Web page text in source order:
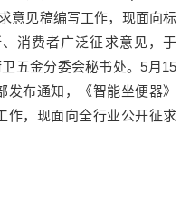
意见稿编写工作，现面向标
消费者广泛征求意见，于
五金分委会秘书处。5月15
布通知，《智能坐便器》
作，现面向全行业公开征求